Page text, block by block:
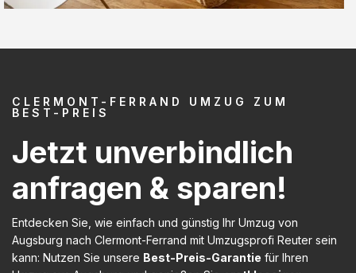
CLERMONT-FERRAND UMZUG ZUM
BEST-PREIS
Jetzt unverbindlich
anfragen & sparen!
Entdecken Sie, wie einfach und günstig Ihr Umzug von
Augsburg nach Clermont-Ferrand mit Umzugsprofi Reuter sein
kann: Nutzen Sie unsere Best-Preis-Garantie für Ihren